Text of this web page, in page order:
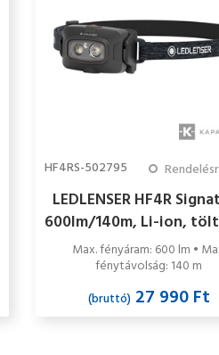
HF4RS-502795 Rendelésre
LEDLENSER HF4R
600lm/140m, Li-ion,
fejlámpa, fekete
Max. fényáram: 600 lm •
fénytávolság: 140 m
(bruttó)27 990 Ft